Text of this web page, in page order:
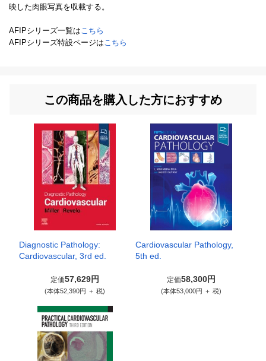
映した肉眼写真を収載する。
AFIPシリーズ一覧はこちら
AFIPシリーズ特設ページはこちら
この商品を購入した方におすすめ
Diagnostic Pathology:
Cardiovascular, 3rd ed.
定価57,629円
(本体52,390円 ＋ 税)
Cardiovascular Pathology,
5th ed.
定価58,300円
(本体53,000円 ＋ 税)